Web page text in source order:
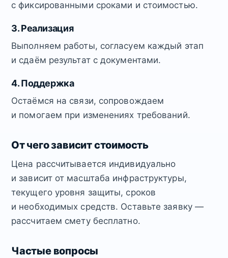
с фиксированными сроками и стоимостью.
3. Реализация
Выполняем работы, согласуем каждый этап
и сдаём результат с документами.
4. Поддержка
Остаёмся на связи, сопровождаем
и помогаем при изменениях требований.
От чего зависит стоимость
Цена рассчитывается индивидуально
и зависит от масштаба инфраструктуры,
текущего уровня защиты, сроков
и необходимых средств. Оставьте заявку —
рассчитаем смету бесплатно.
Частые вопросы